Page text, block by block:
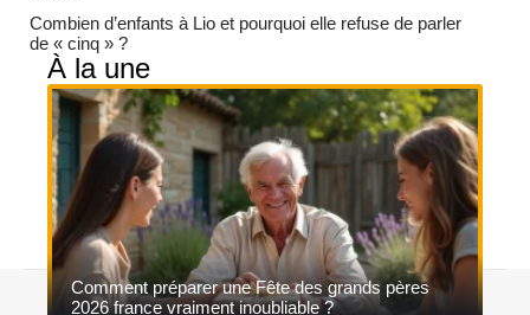
Combien d’enfants à Lio et pourquoi elle refuse de parler
de « cinq » ?
À la une
Comment préparer une Fête des grands pères
2026 france vraiment inoubliable ?
Contact Mentions légales Sitemap